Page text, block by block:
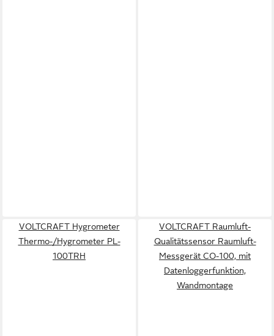
VOLTCRAFT Hygrometer
Thermo-/Hygrometer PL-
100TRH
VOLTCRAFT Raumluft-
Qualitätssensor Raumluft-
Messgerät CO-100, mit
Datenloggerfunktion,
Wandmontage